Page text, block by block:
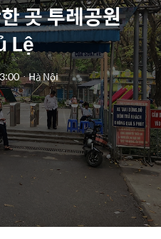
곳 투레공원
Lệ
ㆍHà Nội